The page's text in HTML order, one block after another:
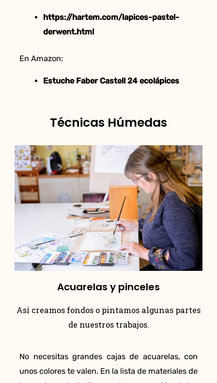
https://hartem.com/lapices-pastel-
derwent.html
En Amazon:
Estuche Faber Castell 24 ecolápices
Técnicas Húmedas
Acuarelas y pinceles
Así creamos fondos o pintamos algunas partes
de nuestros trabajos.
No necesitas grandes cajas de acuarelas, con
unos colores te valen. En la lista de materiales de